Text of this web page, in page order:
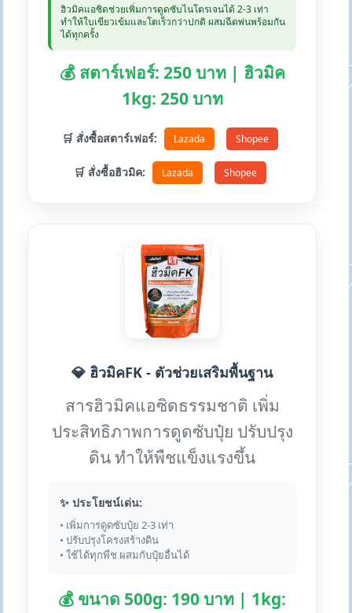
ฮิวมิคแอซิดช่วยเพิ่มการดูดซับไนโตรเจนได้ 2-3 เท่า
ทำให้ใบเขียวเข้มและโตเร็วกว่าปกติ ผสมฉีดพ่นพร้อมกัน
ได้ทุกครั้ง
💰 สตาร์เฟอร์: 250 บาท | ฮิวมิค
1kg: 250 บาท
🛒 สั่งซื้อสตาร์เฟอร์: Lazada Shopee
🛒 สั่งซื้อฮิวมิค: Lazada Shopee
💎 ฮิวมิคFK - ตัวช่วยเสริมพื้นฐาน
สารฮิวมิคแอซิดธรรมชาติ เพิ่ม
ประสิทธิภาพการดูดซับปุ๋ย ปรับปรุง
ดิน ทำให้พืชแข็งแรงขึ้น
✨ ประโยชน์เด่น:
• เพิ่มการดูดซับปุ๋ย 2-3 เท่า
• ปรับปรุงโครงสร้างดิน
• ใช้ได้ทุกพืช ผสมกับปุ๋ยอื่นได้
💰 ขนาด 500g: 190 บาท | 1kg: